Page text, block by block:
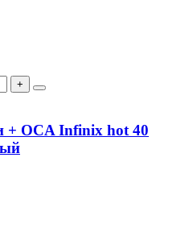
+
+ OCA Infinix hot 40